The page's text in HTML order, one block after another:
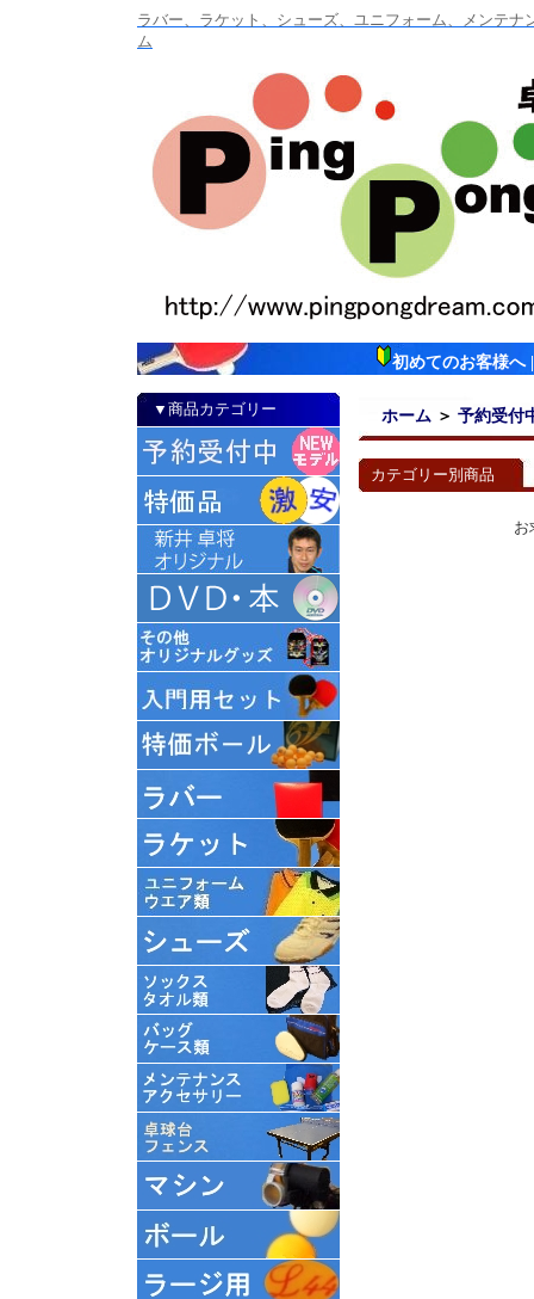
ラバー、ラケット、シューズ、ユニフォーム、メンテ
ム
初めてのお客様へ
▼商品カテゴリー ホーム ＞ 予約受付
カテゴリー別商品
お